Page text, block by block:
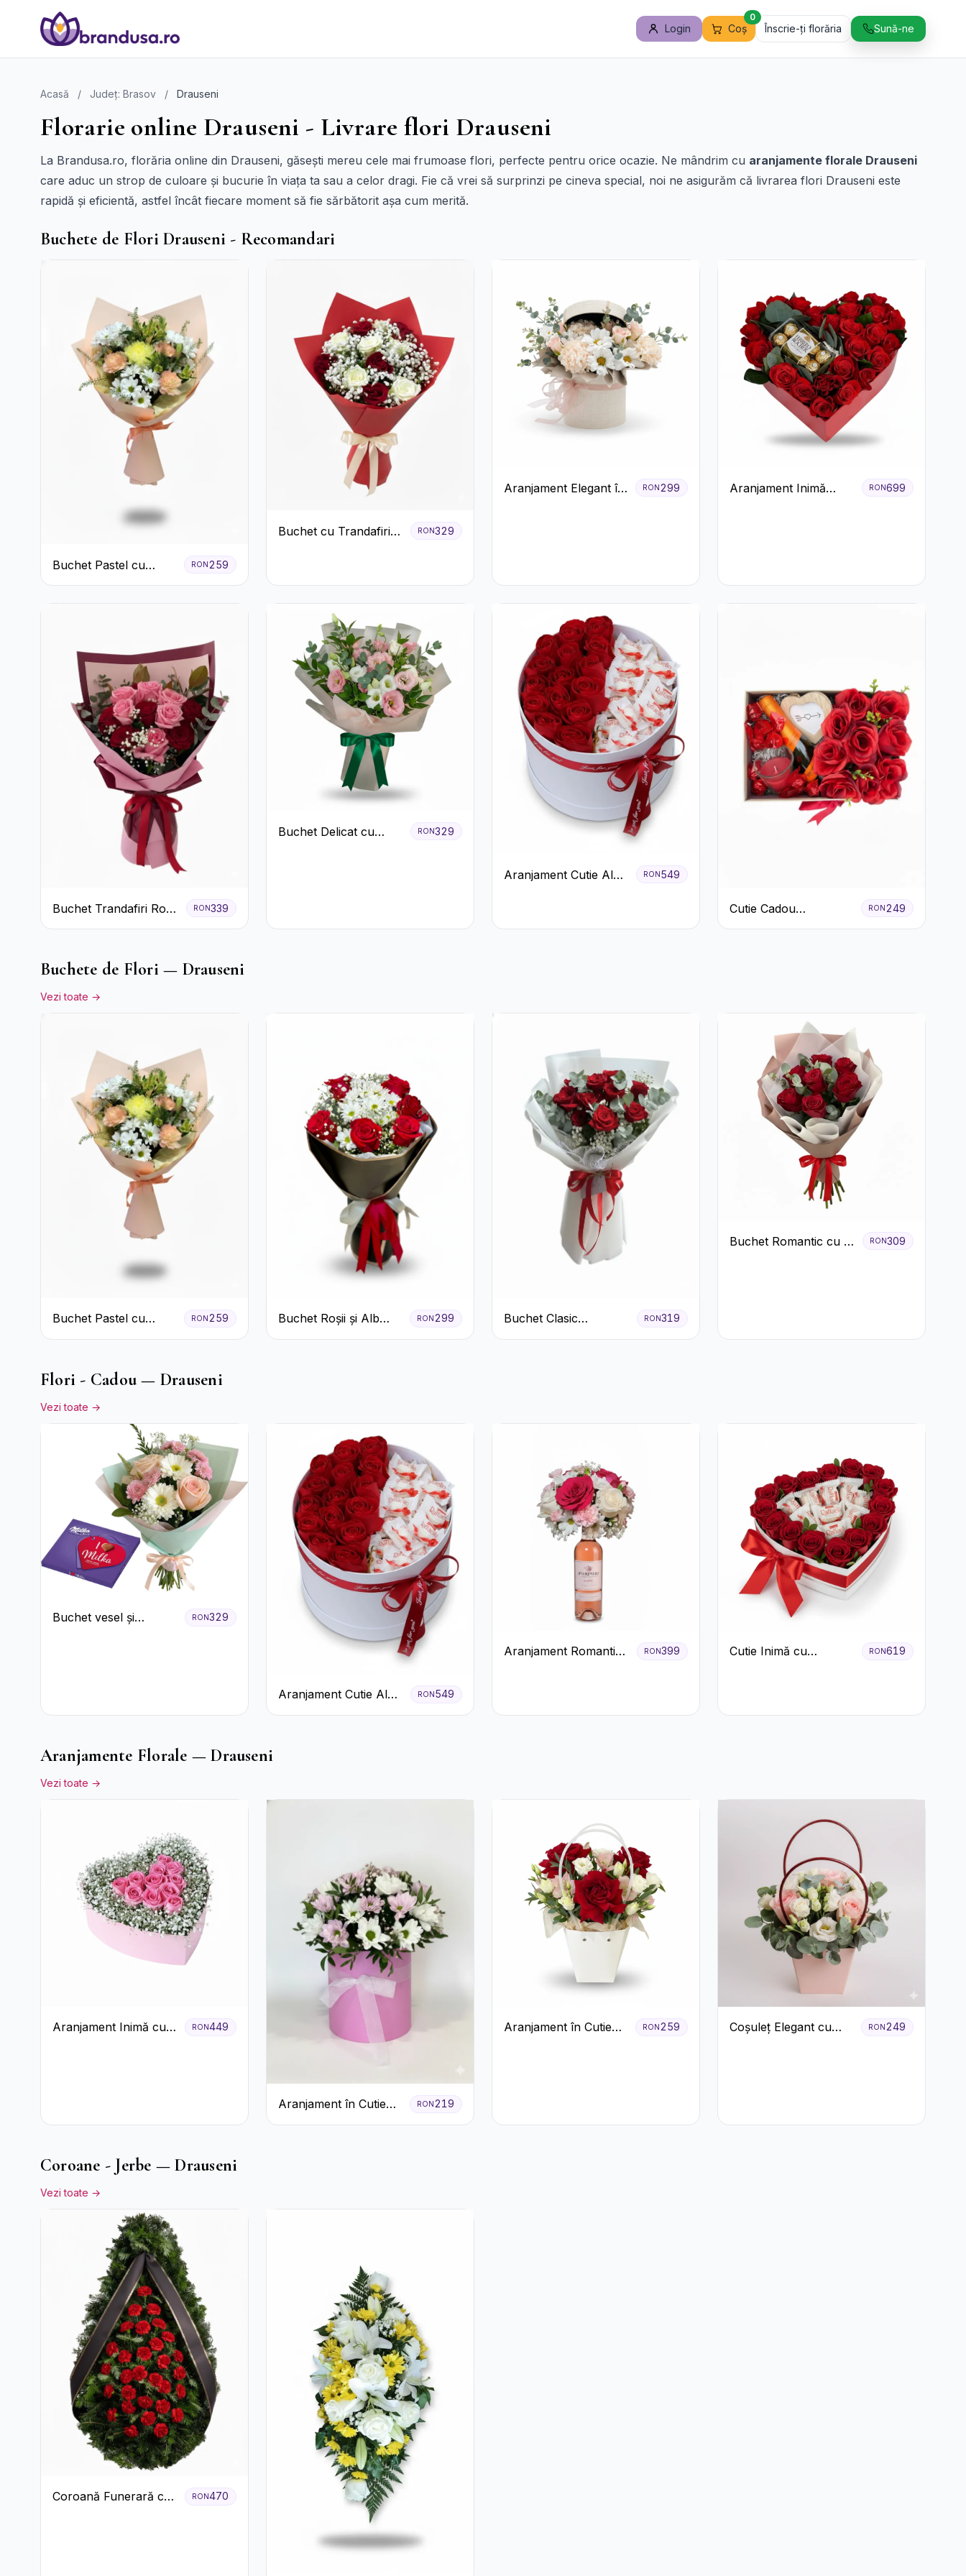
Login Coș
0
Înscrie-ți florăria Sună-ne
Acasă / Județ: Brasov / Drauseni
Florarie online Drauseni - Livrare flori Drauseni
La Brandusa.ro, florăria online din Drauseni, găsești mereu cele mai frumoase flori, perfecte pentru orice ocazie. Ne mândrim cu aranjamente florale Drauseni
care aduc un strop de culoare și bucurie în viața ta sau a celor dragi. Fie că vrei să surprinzi pe cineva special, noi ne asigurăm că livrarea flori Drauseni este
rapidă și eficientă, astfel încât fiecare moment să fie sărbătorit așa cum merită.
Buchete de Flori Drauseni - Recomandari
Buchet Pastel cu
Crizanteme și Garoafe
RON259
Buchet cu Trandafiri
RON329
Aranjament Elegant în
RON299
Aranjament Inimă
RON699
Buchet Trandafiri Roz
și Roșii cu Eucalipt și
RON339
Buchet Delicat cu
RON329
Aranjament Cutie Albă
RON 549
Cutie Cadou
Romantică cu
RON 249
Buchete de Flori — Drauseni
Vezi toate →
Buchet Pastel cu
Crizanteme și Garoafe
RON259
Buchet Roșii și Alb
Clasic
RON299
Buchet Clasic
Trandafiri Roșii și
RON319
Buchet Romantic cu 9
RON309
Flori - Cadou — Drauseni
Vezi toate →
Buchet vesel și
RON329
Aranjament Cutie Albă
cu Trandafiri Roșii și
RON549
Aranjament Romantic
RON399
Cutie Inimă cu
RON619
Aranjamente Florale — Drauseni
Vezi toate →
Aranjament Inimă cu
RON449
Aranjament în Cutie
Roz cu Crizanteme
RON219
Aranjament în Cutie
RON259
Coșuleț Elegant cu
RON249
Coroane - Jerbe — Drauseni
Vezi toate →
Coroană Funerară cu
RON470